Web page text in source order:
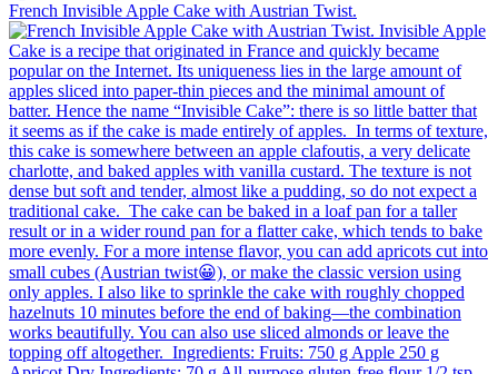
French Invisible Apple Cake with Austrian Twist.⁠